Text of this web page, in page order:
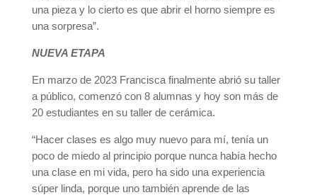
una pieza y lo cierto es que abrir el horno siempre es
una sorpresa”.
NUEVA ETAPA
En marzo de 2023 Francisca finalmente abrió su taller
a público, comenzó con 8 alumnas y hoy son más de
20 estudiantes en su taller de cerámica.
“Hacer clases es algo muy nuevo para mí, tenía un
poco de miedo al principio porque nunca había hecho
una clase en mi vida, pero ha sido una experiencia
súper linda, porque uno también aprende de las